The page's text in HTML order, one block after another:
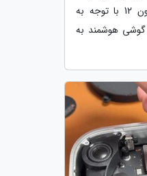
اند، خرید اقساطی آیفون 12 با توجه به
گوشی هوشمند به